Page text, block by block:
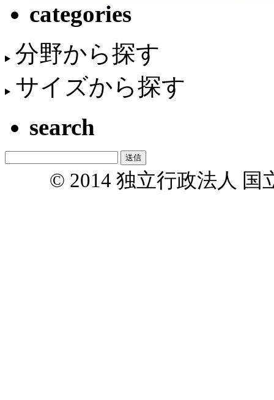
categories
分野から探す
サイズから探す
search
© 2014 独立行政法人 国